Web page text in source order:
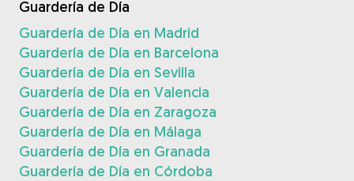
Guardería de Día
Guardería de Día en Madrid
Guardería de Día en Barcelona
Guardería de Día en Sevilla
Guardería de Día en Valencia
Guardería de Día en Zaragoza
Guardería de Día en Málaga
Guardería de Día en Granada
Guardería de Día en Córdoba